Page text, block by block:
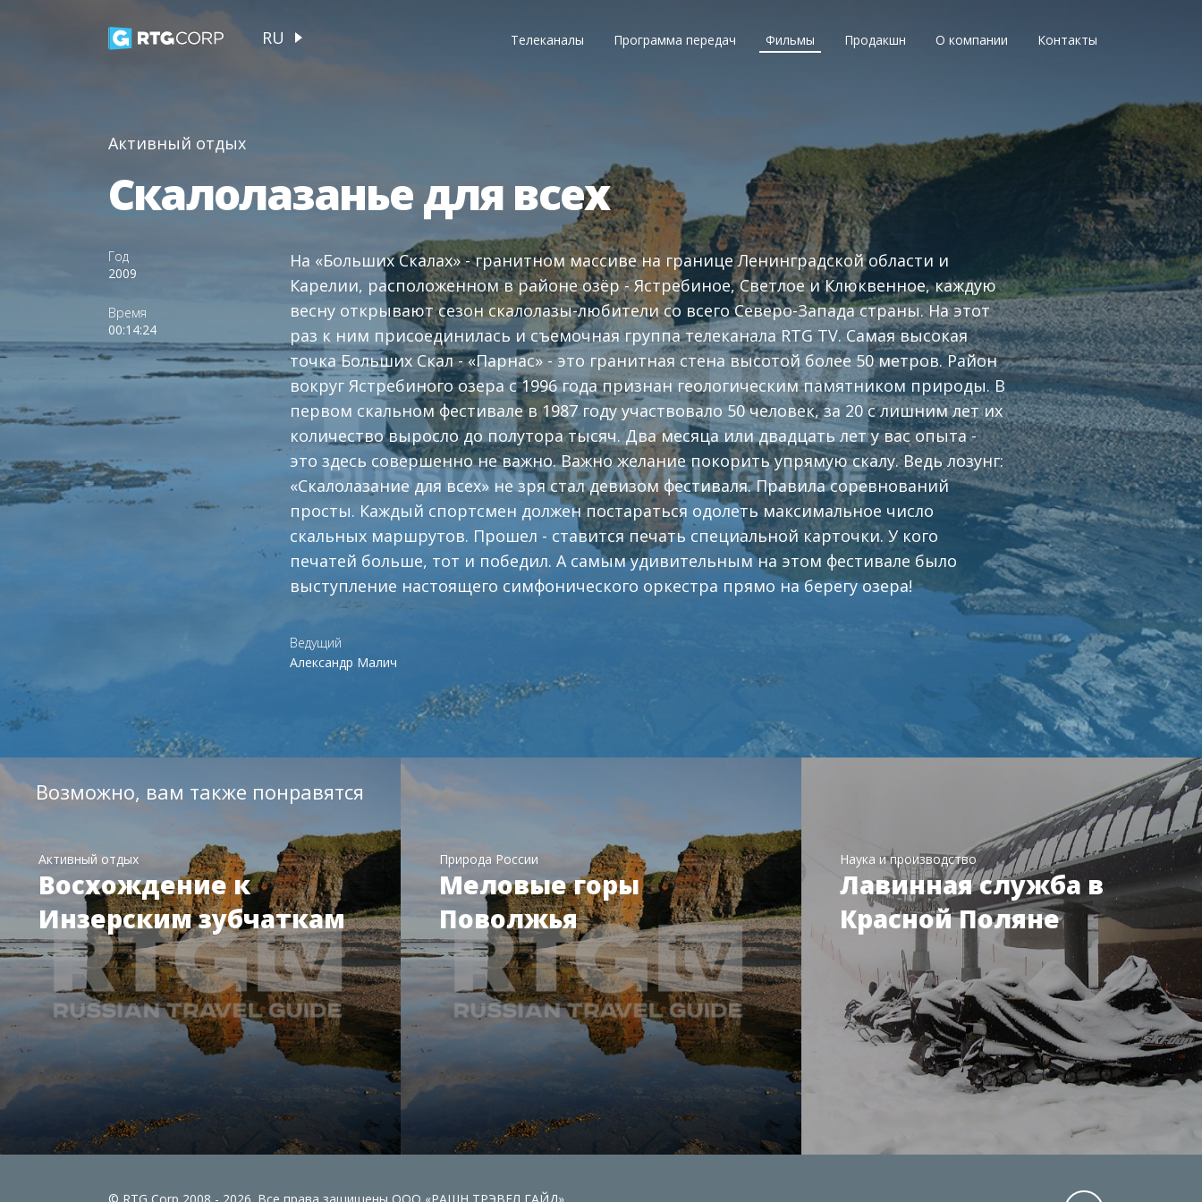
RU Телеканалы Программа передач Фильмы Продакшн О компании Контакты
Активный отдых
Скалолазанье для всех
Год
2009
Время
00:14:24
На «Больших Скалах» - гранитном массиве на границе Ленинградской области и
Карелии, расположенном в районе озёр - Ястребиное, Светлое и Клюквенное, каждую
весну открывают сезон скалолазы-любители со всего Северо-Запада страны. На этот
раз к ним присоединилась и съемочная группа телеканала RTG TV. Самая высокая
точка Больших Скал - «Парнас» - это гранитная стена высотой более 50 метров. Район
вокруг Ястребиного озера с 1996 года признан геологическим памятником природы. В
первом скальном фестивале в 1987 году участвовало 50 человек, за 20 с лишним лет их
количество выросло до полутора тысяч. Два месяца или двадцать лет у вас опыта -
это здесь совершенно не важно. Важно желание покорить упрямую скалу. Ведь лозунг:
«Скалолазание для всех» не зря стал девизом фестиваля. Правила соревнований
просты. Каждый спортсмен должен постараться одолеть максимальное число
скальных маршрутов. Прошел - ставится печать специальной карточки. У кого
печатей больше, тот и победил. А самым удивительным на этом фестивале было
выступление настоящего симфонического оркестра прямо на берегу озера!
Ведущий
Александр Малич
Возможно, вам также понравятся
Активный отдых
Восхождение к
Инзерским зубчаткам
Природа России
Меловые горы
Поволжья
Наука и производство
Лавинная служба в
Красной Поляне
© RTG Corp 2008 - 2026. Все права защищены ООО «РАШН ТРЭВЕЛ ГАЙД».